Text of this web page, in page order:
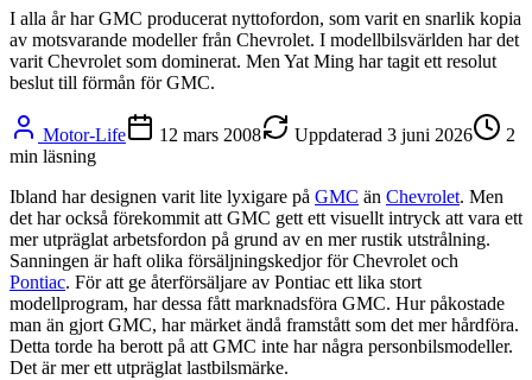
I alla år har GMC producerat nyttofordon, som varit en snarlik kopia
av motsvarande modeller från Chevrolet. I modellbilsvärlden har det
varit Chevrolet som dominerat. Men Yat Ming har tagit ett resolut
beslut till förmån för GMC.
Motor-Life 12 mars 2008 Uppdaterad 3 juni 2026
2
min läsning
Ibland har designen varit lite lyxigare på GMC än Chevrolet. Men
det har också förekommit att GMC gett ett visuellt intryck att vara ett
mer utpräglat arbetsfordon på grund av en mer rustik utstrålning.
Sanningen är haft olika försäljningskedjor för Chevrolet och
Pontiac. För att ge återförsäljare av Pontiac ett lika stort
modellprogram, har dessa fått marknadsföra GMC. Hur påkostade
man än gjort GMC, har märket ändå framstått som det mer hårdföra.
Detta torde ha berott på att GMC inte har några personbilsmodeller.
Det är mer ett utpräglat lastbilsmärke.